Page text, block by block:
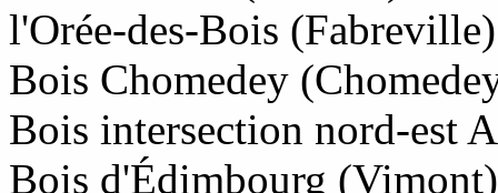
l'Orée-des-Bois (Fabreville)
Bois Chomedey
Bois intersection nord-est
Bois d'Édimbourg (Vimont)